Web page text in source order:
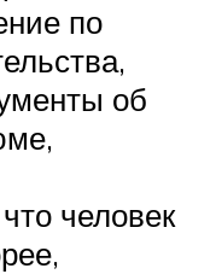
по
об
человек